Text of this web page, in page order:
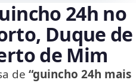
24h no
Duque de
de Mim
de “guincho 24h mais